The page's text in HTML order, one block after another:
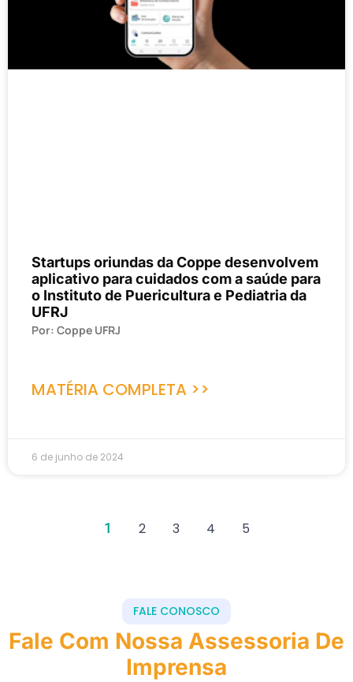
Startups oriundas da Coppe desenvolvem
aplicativo para cuidados com a saúde para
o Instituto de Puericultura e Pediatria da
UFRJ
Por: Coppe UFRJ
MATÉRIA COMPLETA >>
6 de junho de 2024
1 2 3 4 5
FALE CONOSCO
Fale Com Nossa Assessoria De
Imprensa